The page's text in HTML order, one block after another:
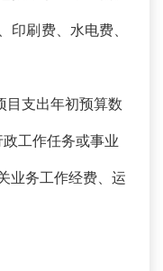
印刷费、水电费、
目支出年初预算数
工作任务或事业
业务工作经费、运